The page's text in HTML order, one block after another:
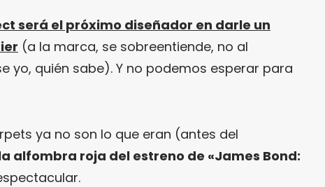
será el próximo diseñador en darle un
(a la marca, se sobreentiende, no al
yo, quién sabe). Y no podemos esperar para
ya no son lo que eran (antes del
alfombra roja del estreno de «James Bond: